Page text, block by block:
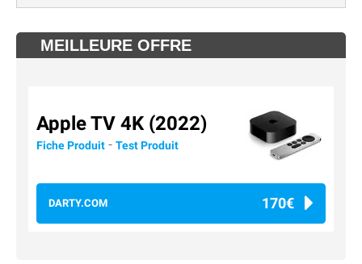
MEILLEURE OFFRE
Apple TV 4K (2022)
Fiche Produit - Test Produit
DARTY.COM 170€